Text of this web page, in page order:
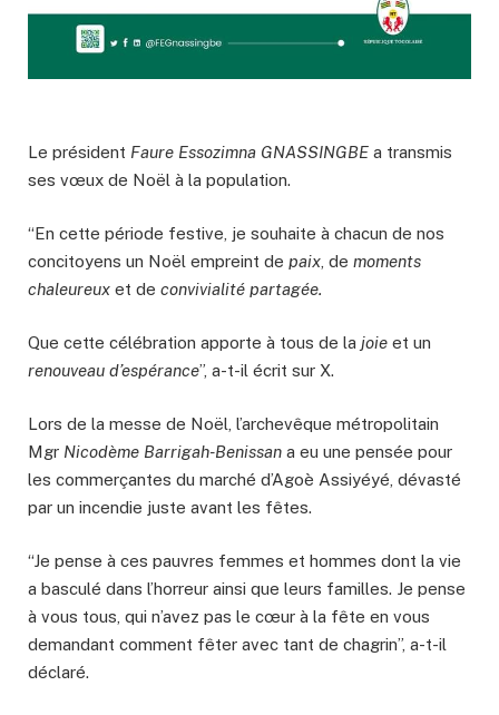
Le président Faure Essozimna GNASSINGBE a transmis
ses vœux de Noël à la population.
“En cette période festive, je souhaite à chacun de nos
concitoyens un Noël empreint de paix , de moments
chaleureux et de convivialité partagée.
Que cette célébration apporte à tous de la joie et un
renouveau d’espérance”, a-t-il écrit sur X.
Lors de la messe de Noël, l’archevêque métropolitain
Mgr Nicodème Barrigah-Benissan a eu une pensée pour
les commerçantes du marché d’Agoè Assiyéyé, dévasté
par un incendie juste avant les fêtes.
“Je pense à ces pauvres femmes et hommes dont la vie
a basculé dans l’horreur ainsi que leurs familles. Je pense
à vous tous, qui n’avez pas le cœur à la fête en vous
demandant comment fêter avec tant de chagrin”, a-t-il
déclaré.